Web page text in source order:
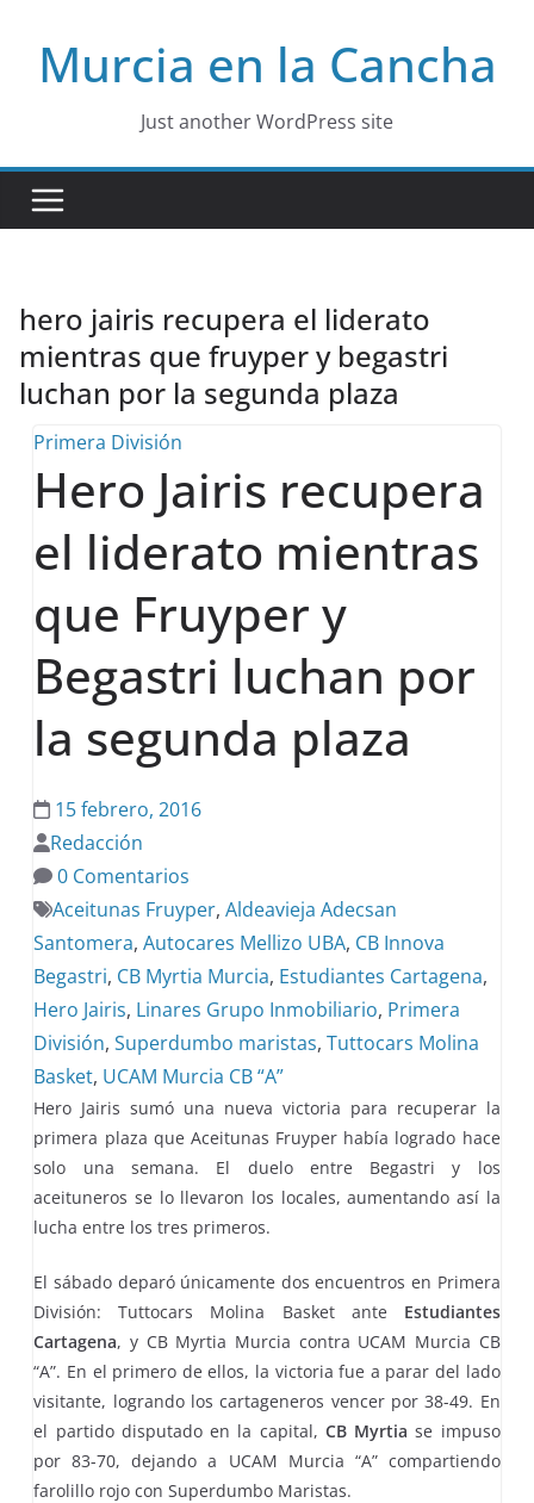
contentMurcia en la Cancha
Just another WordPress site
hero jairis recupera el liderato
mientras que fruyper y begastri
luchan por la segunda plaza
Primera División
Hero Jairis recupera
el liderato mientras
que Fruyper y
Begastri luchan por
la segunda plaza
15 febrero, 2016
Redacción
0 Comentarios
Aceitunas Fruyper,Aldeavieja Adecsan
Santomera,Autocares Mellizo UBA, CB Innova
Begastri, CB Myrtia Murcia, Estudiantes Cartagena,
Hero Jairis, Linares Grupo Inmobiliario, Primera
División,Superdumbo maristas,Tuttocars Molina
Basket, UCAM Murcia CB “A”
Hero Jairis sumó una nueva victoria para recuperar la
primera plaza que Aceitunas Fruyper había logrado hace
solo una semana. El duelo entre Begastri y los
aceituneros se lo llevaron los locales, aumentando así la
lucha entre los tres primeros.
El sábado deparó únicamente dos encuentros en Primera
División: Tuttocars Molina Basket ante Estudiantes
Cartagena, y CB Myrtia Murcia contra UCAM Murcia CB
“A”. En el primero de ellos, la victoria fue a parar del lado
visitante, logrando los cartageneros vencer por 38-49. En
el partido disputado en la capital, CB Myrtia se impuso
por 83-70, dejando a UCAM Murcia “A” compartiendo
farolillo rojo con Superdumbo Maristas.